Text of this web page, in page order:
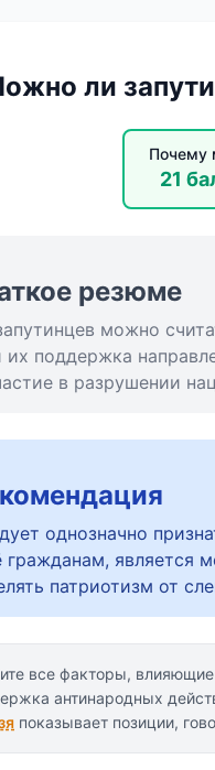
ли
Почему
21
резюме
можно
их поддержка
в разрушении
однозначно
гражданам, является
патриотизм от
все факторы,
антинародных
показывает позиции,